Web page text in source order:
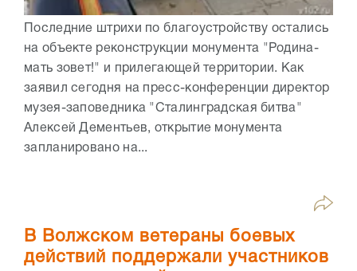
Последние штрихи по благоустройству остались
на объекте реконструкции монумента "Родина-
мать зовет!" и прилегающей территории. Как
заявил сегодня на пресс-конференции директор
музея-заповедника "Сталинградская битва"
Алексей Дементьев, открытие монумента
запланировано на...
В Волжском ветераны боевых
действий поддержали участников